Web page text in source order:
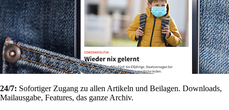
24/7: Sofortiger Zugang zu allen Artikeln und Beilagen. Downloads,
Mailausgabe, Features, das ganze Archiv.